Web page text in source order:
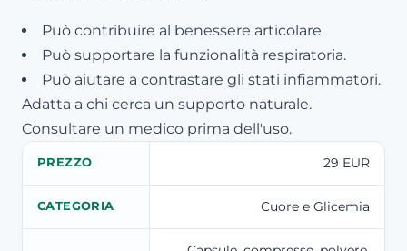
Può contribuire al benessere articolare.
Può supportare la funzionalità respiratoria.
Può aiutare a contrastare gli stati infiammatori.
Adatta a chi cerca un supporto naturale.
Consultare un medico prima dell'uso.
PREZZO 29 EUR
CATEGORIA Cuore e Glicemia